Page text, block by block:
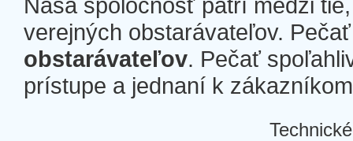
verejných obstarávateľov.
obstarávateľov. Pečať
prístupe a jednaní k